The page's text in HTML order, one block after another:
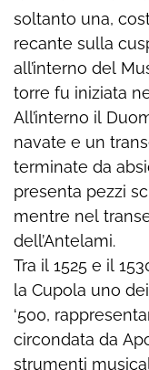
soltanto una,
recante sulla
all’interno del
torre fu iniziata
All’interno il
navate e un
terminate da
presenta pezzi
mentre nel
dell’Antelami.
Tra il 1525 e il
la Cupola uno
‘500,
circondata da
strumenti